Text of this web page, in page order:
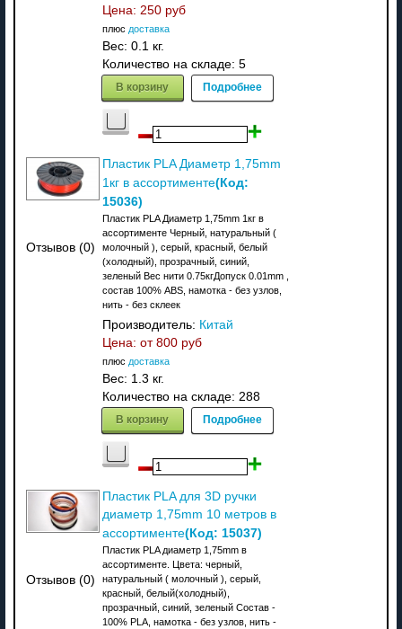
Цена: 250 руб
плюс доставка
Вес: 0.1 кг.
Количество на складе: 5
В корзину Подробнее
Отзывов (0)
Пластик PLA Диаметр 1,75mm
1кг в ассортименте(Код:
15036)
Пластик PLA Диаметр 1,75mm 1кг в
ассортименте Черный, натуральный (
молочный ), серый, красный, белый
(холодный), прозрачный, синий,
зеленый Вес нити 0.75кгДопуск 0.01mm ,
состав 100% ABS, намотка - без узлов,
нить - без склеек
Производитель: Китай
Цена: от 800 руб
плюс доставка
Вес: 1.3 кг.
Количество на складе: 288
В корзину Подробнее
Отзывов (0)
Пластик PLA для 3D ручки
диаметр 1,75mm 10 метров в
ассортименте(Код: 15037)
Пластик PLA диаметр 1,75mm в
ассортименте. Цвета: черный,
натуральный ( молочный ), серый,
красный, белый(холодный),
прозрачный, синий, зеленый Состав -
100% PLA, намотка - без узлов, нить -